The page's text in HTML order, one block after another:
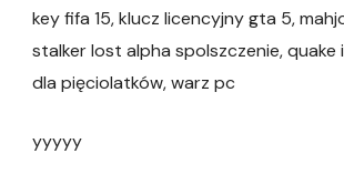
key fifa 15, klucz licencyjny gta 5,
stalker lost alpha spolszczenie, quake
dla pięciolatków, warz pc
yyyyy